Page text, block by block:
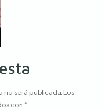
será publicada. Los
con *